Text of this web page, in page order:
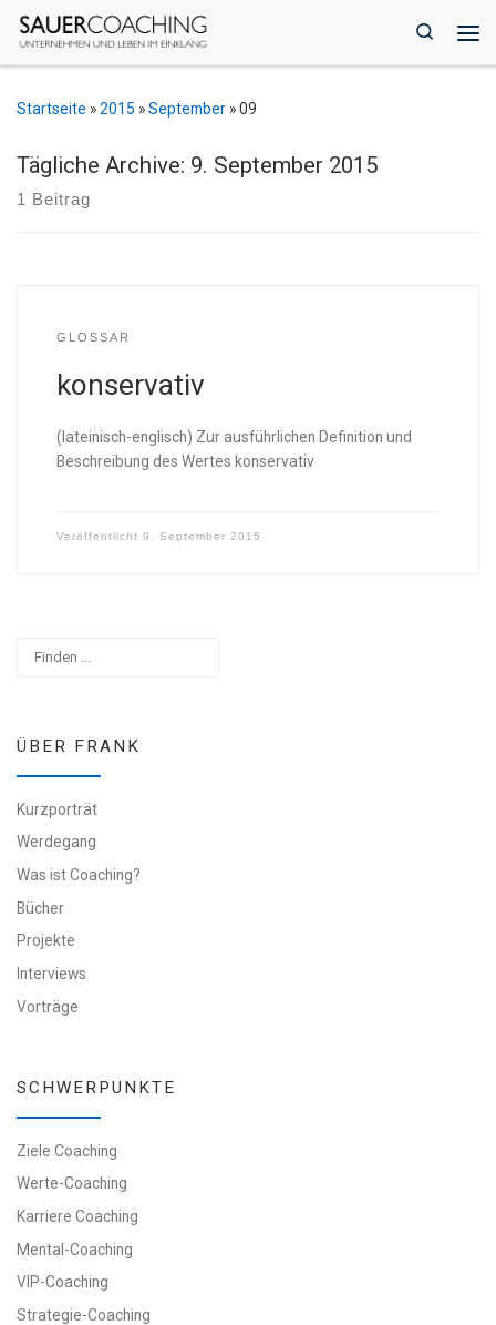
Zum Inhalt springen
Search
Startseite »2015 »September »09
Tägliche Archive: 9. September 2015
1 Beitrag
GLOSSAR
konservativ
(lateinisch-englisch) Zur ausführlichen Definition und
Beschreibung des Wertes konservativ
Veröffentlicht 9. September 2015
ÜBER FRANK
Kurzporträt
Werdegang
Was ist Coaching?
Bücher
Projekte
Interviews
Vorträge
SCHWERPUNKTE
Ziele Coaching
Werte-Coaching
Karriere Coaching
Mental-Coaching
VIP-Coaching
Strategie-Coaching